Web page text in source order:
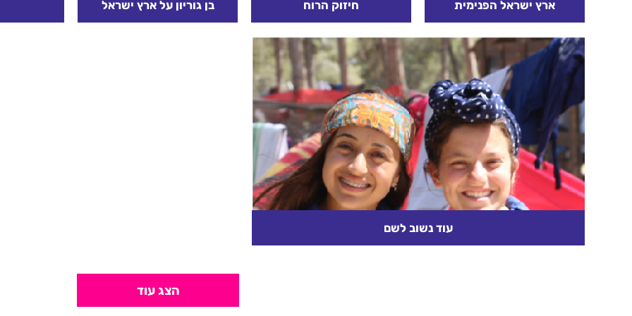
ארץ ישראל הפנימית
ארץ ישראל איננה דבר חיצוני,
קנין חיצוני לאומה, רק בתור
אמצעי למטרה של ההתאגדות
הכללית והחזקת קיומה
החמרי או אפילו הרוחני....
קרא עוד
חיזוק הרוח
מי שיעלה על הדעת לרדת
מרמת הגולן יפקיר, יפקיר את
בטחון ישראל. מי שיעלה על
הדעת לברוח מקבר יוסף
יפקיר, יפקיר חייל ישראלי...
קרא עוד
בן גוריון על ארץ ישראל
עוד נשוב לשם
הצג עוד